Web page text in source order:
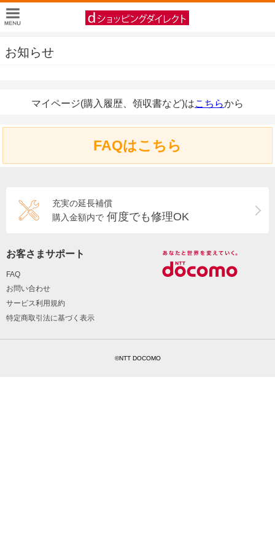
お知らせ
マイページ(購入履歴、領収書など)はこちらから
FAQはこちら
充実の延長補償
購入金額内で 何度でも修理OK
お客さまサポート
FAQ
お問い合わせ
サービス利用規約
特定商取引法に基づく表示
©NTT DOCOMO